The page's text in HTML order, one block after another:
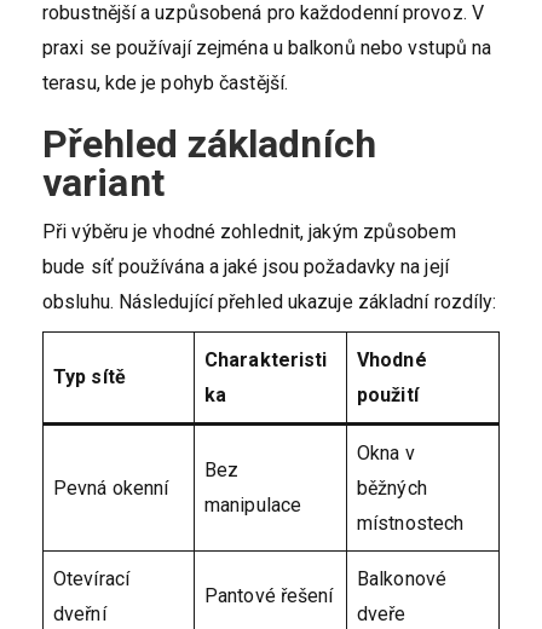
robustnější a uzpůsobená pro každodenní provoz. V
praxi se používají zejména u balkonů nebo vstupů na
terasu, kde je pohyb častější.
Přehled základních
variant
Při výběru je vhodné zohlednit, jakým způsobem
bude síť používána a jaké jsou požadavky na její
obsluhu. Následující přehled ukazuje základní rozdíly:
Typ sítě
Charakteristi
ka
Vhodné
použití
Pevná okenní
Bez
manipulace
Okna v
běžných
místnostech
Otevírací
dveřní
Pantové řešení
Balkonové
dveře